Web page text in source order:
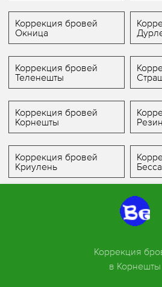
Коррекция бровей
Окница
Коррекция бровей
Теленешты
Коррекция бровей
Корнешты
Коррекция бровей
Криулень
Коррекция
в Корнешты